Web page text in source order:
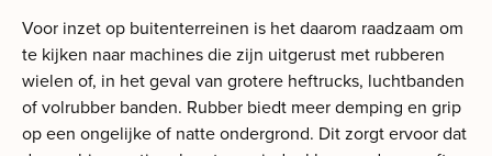
Voor inzet op buitenterreinen is het daarom raadzaam om
te kijken naar machines die zijn uitgerust met rubberen
wielen of, in het geval van grotere heftrucks, luchtbanden
of volrubber banden. Rubber biedt meer demping en grip
op een ongelijke of natte ondergrond. Dit zorgt ervoor dat